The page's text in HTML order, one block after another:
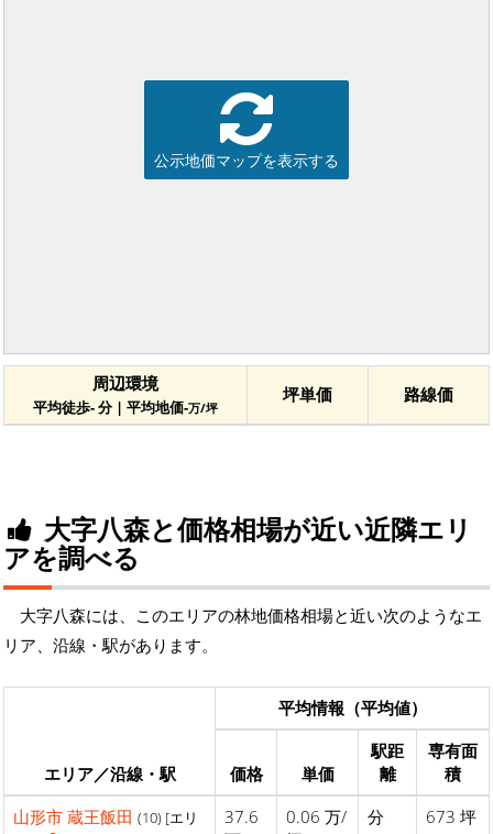
公示地価マップを表示する
周辺環境
平均徒歩- 分 | 平均地価-万/坪
坪単価 路線価
大字八森と価格相場が近い近隣エリ
アを調べる
大字八森には、このエリアの林地価格相場と近い次のようなエ
リア、沿線・駅があります。
エリア／沿線・駅
平均情報（平均値）
価格 単価
駅距
離
専有面
積
山形市 蔵王飯田 (10) [エリ
37.6
0.06 万/
分 673 坪